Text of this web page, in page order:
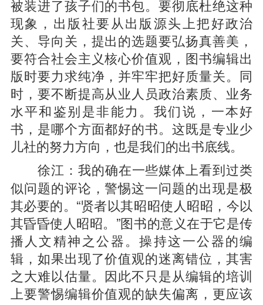
被装进了孩子们的书包。要彻底杜绝这种
现象，出版社要从出版源头上把好政治
关、导向关，提出的选题要弘扬真善美，
要符合社会主义核心价值观，图书编辑出
版时要力求纯净，并牢牢把好质量关。同
时，要不断提高从业人员政治素质、业务
水平和鉴别是非能力。我们说，一本好
书，是哪个方面都好的书。这既是专业少
儿社的努力方向，也是我们的出书底线。
徐江： 我的确在一些媒体上看到过类
似问题的评论，警惕这一问题的出现是极
其必要的。“贤者以其昭昭使人昭昭，今以
其昏昏使人昭昭。”图书的意义在于它是传
播人文精神之公器。操持这一公器的编
辑，如果出现了价值观的迷离错位，其害
之大难以估量。因此不只是从编辑的培训
上要警惕编辑价值观的缺失偏离，更应该